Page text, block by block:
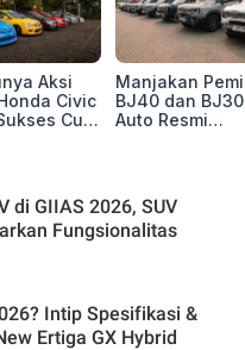
Aksi
Civic
Curi
Manjakan
BJ40 dan
Auto Resmi
di GIIAS 2026, SUV
Fungsionalitas
Intip Spesifikasi &
Ertiga GX Hybrid